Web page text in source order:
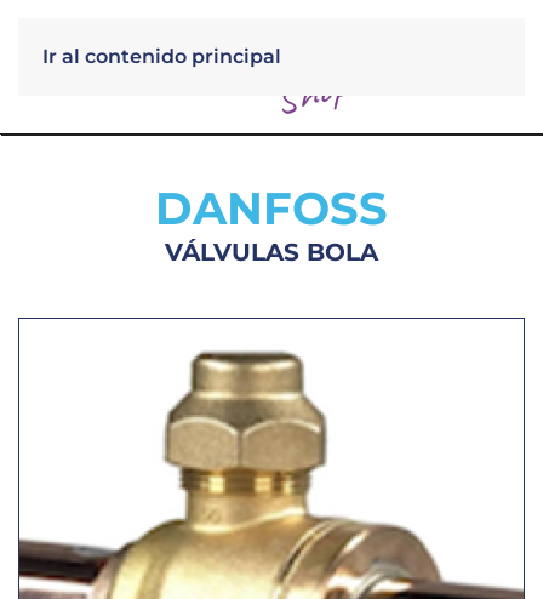
Ir al contenido principal
DANFOSS
VÁLVULAS BOLA